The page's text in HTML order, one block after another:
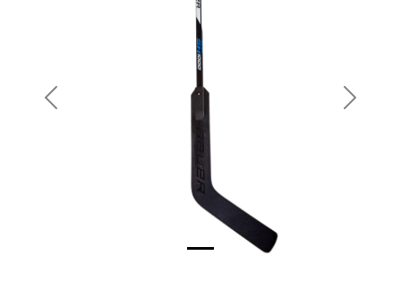
Previous Next